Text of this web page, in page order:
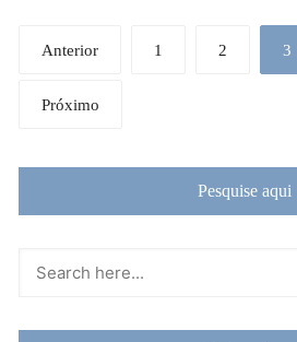
Navegação
posts
Anterior 1 2 3
Próximo
Pesquise aqui